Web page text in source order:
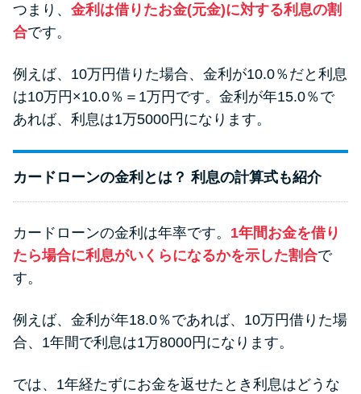
つまり、 金利は借りたお金(元金)に対する利息の割
合です。
例えば、10万円借りた場合、金利が10.0％だと利息
は10万円×10.0％＝1万円です。金利が年15.0％で
あれば、利息は1万5000円になります。
カードローンの金利とは？ 利息の計算式も紹介
カードローンの金利は年率です。 1年間お金を借り
たら場合に利息がいくらになるかを示した割合で
す。
例えば、金利が年18.0％であれば、10万円借りた場
合、1年間で利息は1万8000円になります。
では、1年経たずにお金を返せたとき利息はどうな